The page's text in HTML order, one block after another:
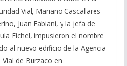
Vial, Mariano Cascallares
Juan Fabiani, y la jefa de
Eichel, impusieron el nombre
al nuevo edificio de la Agencia
Vial de Burzaco en